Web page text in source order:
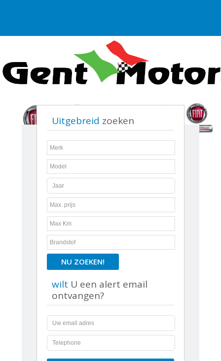
Uitgebreid zoeken
NU ZOEKEN!
wilt U een alert email
ontvangen?